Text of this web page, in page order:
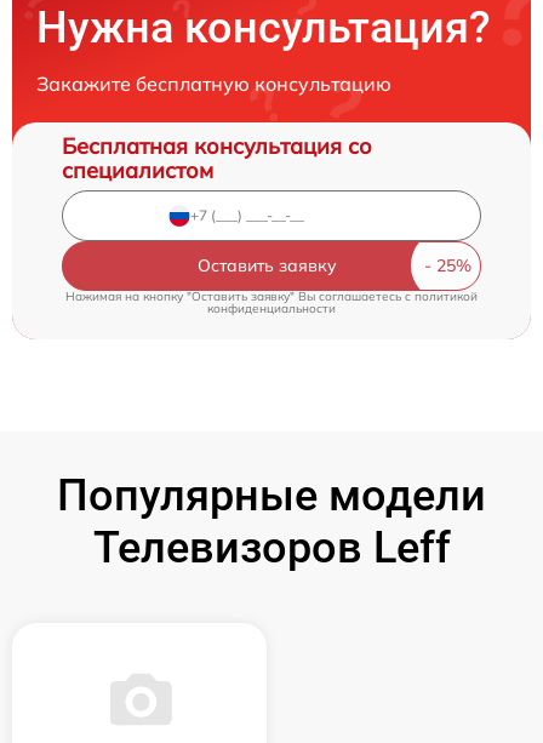
Нужна консультация?
Закажите бесплатную консультацию
Бесплатная консультация со
специалистом
Оставить заявку
Нажимая на кнопку "Оставить заявку" Вы соглашаетесь cполитикой
конфиденциальности
Популярные модели
Телевизоров Leff